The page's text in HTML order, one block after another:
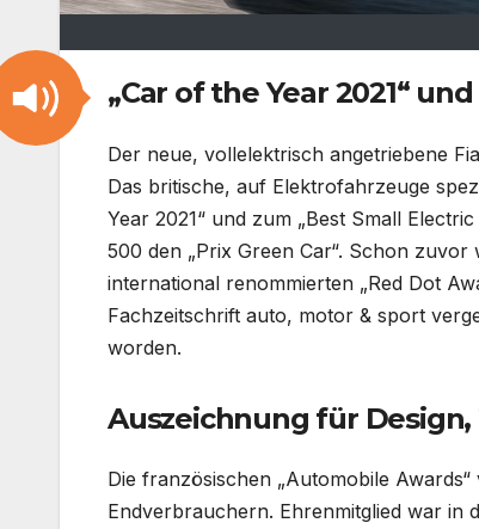
„Car of the Year 2021“
Der neue, vollelektrisch angetriebene
Das britische, auf Elektrofahrzeuge
Year 2021“ und zum „Best Small
500 den „Prix Green Car“. Schon
international renommierten „Red Dot
Fachzeitschrift auto, motor & sport
worden.
Auszeichnung für
Die französischen „Automobile
Endverbrauchern. Ehrenmitglied war in